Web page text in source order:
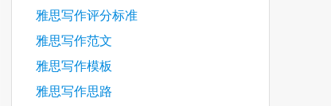
雅思写作评分标准
雅思写作范文
雅思写作模板
雅思写作思路